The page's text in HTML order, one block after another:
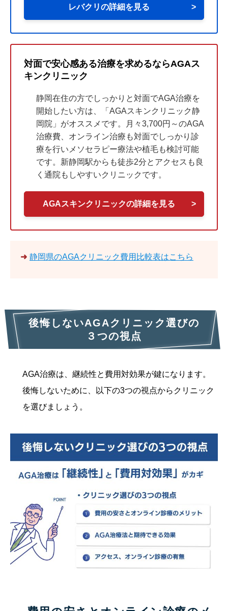
レバクリの詳細を見る >
対面で安心感ある治療を求めるならAGAス
キンクリニック
静岡在住の方でしっかりと対面でAGA治療を
開始したい方は、「AGAスキンクリニック静
岡院」がオススメです。月々3,700円～のAGA
治療費、オンライン治療も対面でしっかり診
療を行いメソセラピー療法や植毛も検討可能
です。新静岡駅からも徒歩2分とアクセスも良
く通院もしやすいクリニックです。
AGAスキンクリニックの詳細を見る >
➜ 静岡県のAGAクリニック費用比較表はこちら
後悔しないAGAクリニック選びの
３つの視点
AGA治療は、継続性と費用対効果が鍵になります。
後悔しないために、以下の3つの視点からクリニック
を選びましょう。